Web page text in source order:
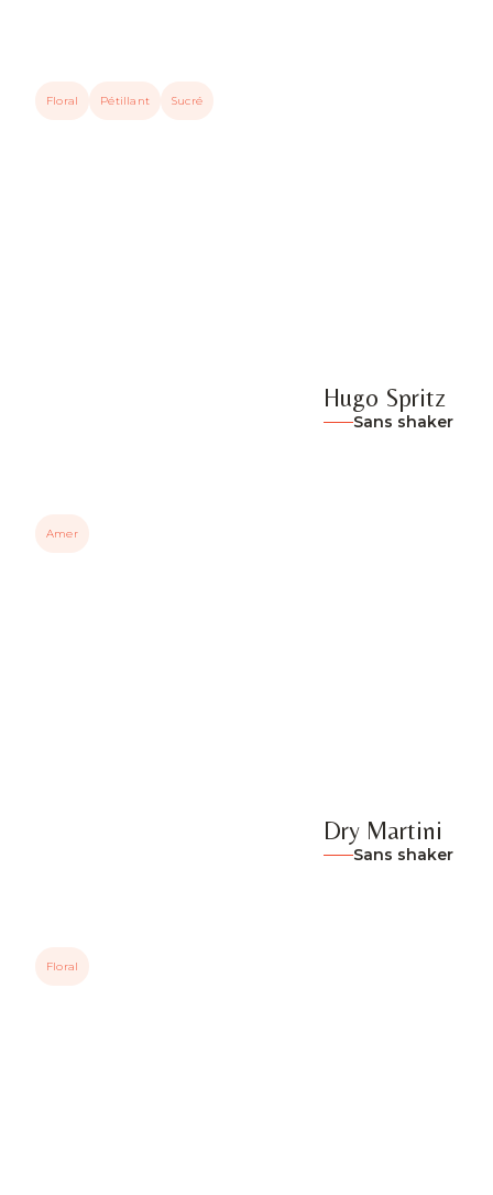
Floral Pétillant Sucré
Hugo Spritz
Sans shaker
Amer
Dry Martini
Sans shaker
Floral